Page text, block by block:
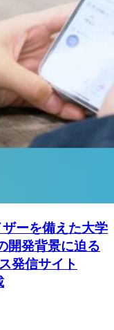
ーを備えた大学
開発背景に迫る
発信サイト